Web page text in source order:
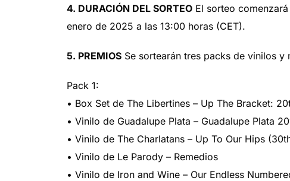
4. DURACIÓN DEL SORTEO El sorteo
enero de 2025 a las 13:00 horas (CET).
5. PREMIOS Se sortearán tres packs de vinilos y
Pack 1:
• Box Set de The Libertines – Up The Bracket:
• Vinilo de Guadalupe Plata – Guadalupe Plata
• Vinilo de The Charlatans – Up To Our Hips
• Vinilo de Le Parody – Remedios
• Vinilo de Iron and Wine – Our Endless